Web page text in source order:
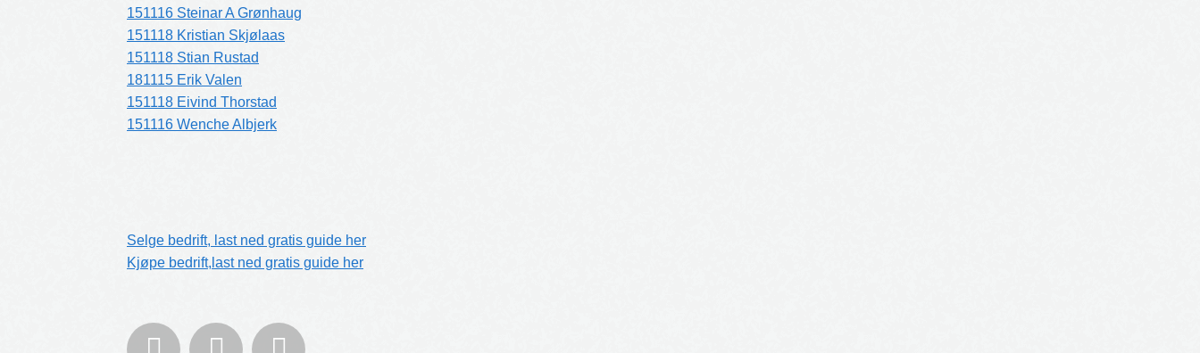
151116 Steinar A Grønhaug
151118 Kristian Skjølaas
151118 Stian Rustad
181115 Erik Valen
151118 Eivind Thorstad
151116 Wenche Albjerk
Selge bedrift, last ned gratis guide her
Kjøpe bedrift,last ned gratis guide her